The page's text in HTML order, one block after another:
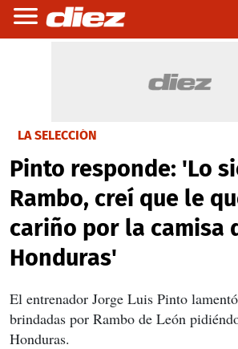
LA SELECCIÓN
Pinto responde: 'Lo
Rambo, creí que le
cariño por la camisa
Honduras'
El entrenador Jorge Luis Pinto
brindadas por Rambo de León
Honduras.